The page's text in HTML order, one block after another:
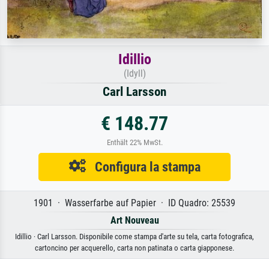
Idillio
(Idyll)
Carl Larsson
€ 148.77
Enthält 22% MwSt.
Configura la stampa
1901 · Wasserfarbe auf Papier · ID Quadro: 25539
Art Nouveau
Idillio · Carl Larsson. Disponibile come stampa d'arte su tela, carta fotografica,
cartoncino per acquerello, carta non patinata o carta giapponese.